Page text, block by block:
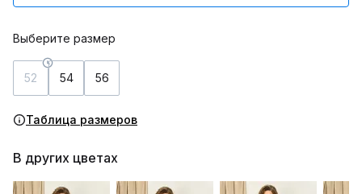
Выберите размер
52 54 56
Таблица размеров
В других цветах